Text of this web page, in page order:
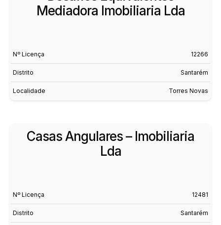
Mediadora Imobiliaria Lda
Nº Licença 12266
Distrito Santarém
Localidade Torres Novas
Casas Angulares – Imobiliaria
Lda
Nº Licença 12481
Distrito Santarém